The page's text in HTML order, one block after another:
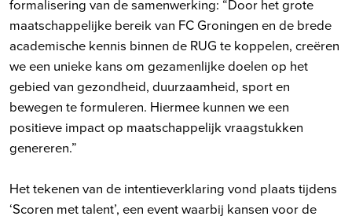
formalisering van de samenwerking: “Door het grote
maatschappelijke bereik van FC Groningen en de brede
academische kennis binnen de RUG te koppelen, creëren
we een unieke kans om gezamenlijke doelen op het
gebied van gezondheid, duurzaamheid, sport en
bewegen te formuleren. Hiermee kunnen we een
positieve impact op maatschappelijk vraagstukken
genereren.”
Het tekenen van de intentieverklaring vond plaats tijdens
‘Scoren met talent’, een event waarbij kansen voor de